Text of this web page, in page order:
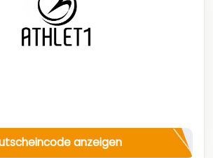
anzeigen